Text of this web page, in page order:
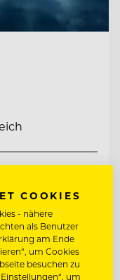
COOKIES
- nähere
als Benutzer
am Ende
um Cookies
besuchen zu
um